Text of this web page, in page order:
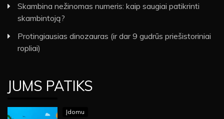
Skambina nežinomas numeris: kaip saugiai patikrinti
skambintoją?
Protingiausias dinozauras (ir dar 9 gudrūs priešistoriniai
ropliai)
JUMS PATIKS
Įdomu